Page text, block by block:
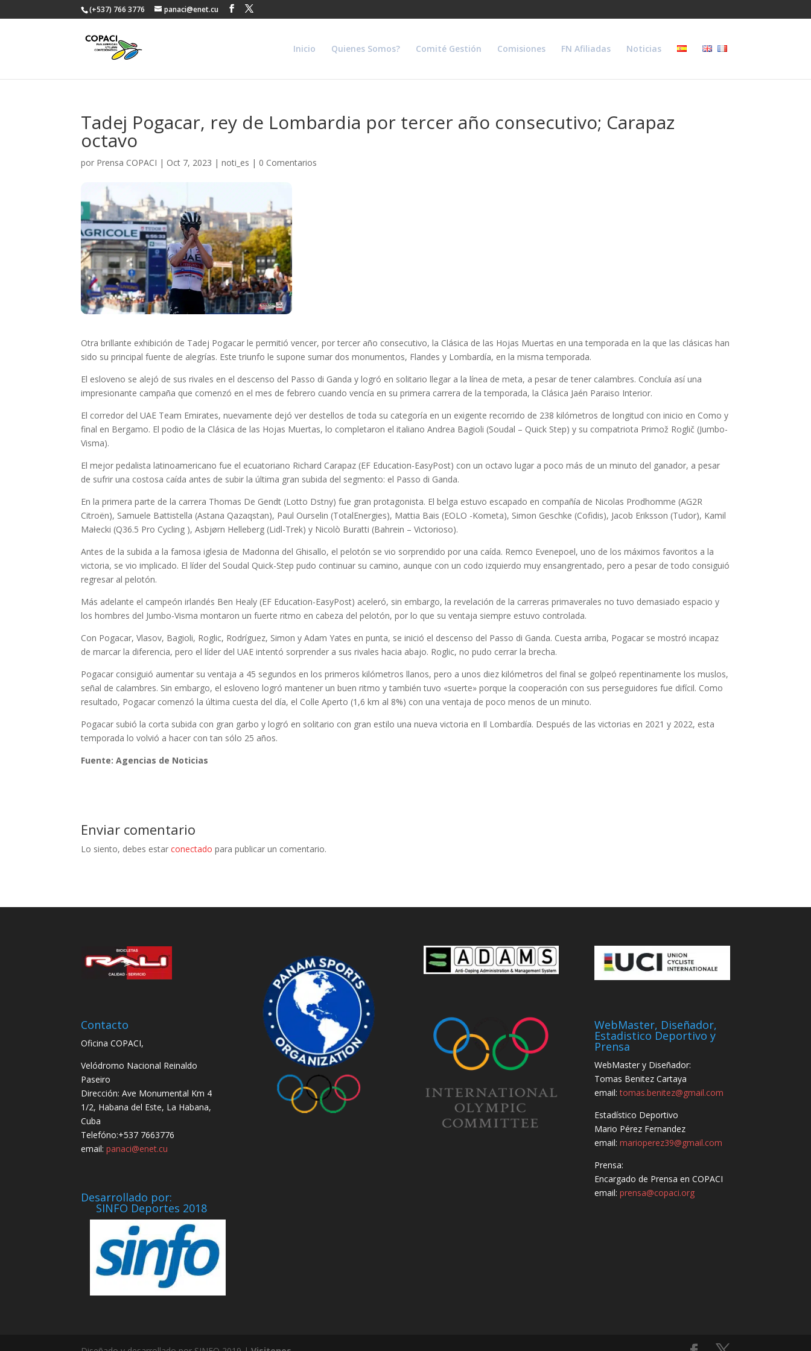
(+537) 766 3776 panaci@enet.cu
Inicio Quienes Somos? Comité Gestión Comisiones FN Afiliadas Noticias
Tadej Pogacar, rey de Lombardia por tercer año consecutivo; Carapaz
octavo
por Prensa COPACI | Oct 7, 2023 |noti_es | 0 Comentarios
Otra brillante exhibición de Tadej Pogacar le permitió vencer, por tercer año consecutivo, la Clásica de las Hojas Muertas en una temporada en la que las clásicas han
sido su principal fuente de alegrías. Este triunfo le supone sumar dos monumentos, Flandes y Lombardía, en la misma temporada.
El esloveno se alejó de sus rivales en el descenso del Passo di Ganda y logró en solitario llegar a la línea de meta, a pesar de tener calambres. Concluía así una
impresionante campaña que comenzó en el mes de febrero cuando vencía en su primera carrera de la temporada, la Clásica Jaén Paraiso Interior.
El corredor del UAE Team Emirates, nuevamente dejó ver destellos de toda su categoría en un exigente recorrido de 238 kilómetros de longitud con inicio en Como y
final en Bergamo. El podio de la Clásica de las Hojas Muertas, lo completaron el italiano Andrea Bagioli (Soudal – Quick Step) y su compatriota Primož Roglič (Jumbo-
Visma).
El mejor pedalista latinoamericano fue el ecuatoriano Richard Carapaz (EF Education-EasyPost) con un octavo lugar a poco más de un minuto del ganador, a pesar
de sufrir una costosa caída antes de subir la última gran subida del segmento: el Passo di Ganda.
En la primera parte de la carrera Thomas De Gendt (Lotto Dstny) fue gran protagonista. El belga estuvo escapado en compañía de Nicolas Prodhomme (AG2R
Citroën), Samuele Battistella (Astana Qazaqstan), Paul Ourselin (TotalEnergies), Mattia Bais (EOLO -Kometa), Simon Geschke (Cofidis), Jacob Eriksson (Tudor), Kamil
Małecki (Q36.5 Pro Cycling ), Asbjørn Helleberg (Lidl-Trek) y Nicolò Buratti (Bahrein – Victorioso).
Antes de la subida a la famosa iglesia de Madonna del Ghisallo, el pelotón se vio sorprendido por una caída. Remco Evenepoel, uno de los máximos favoritos a la
victoria, se vio implicado. El líder del Soudal Quick-Step pudo continuar su camino, aunque con un codo izquierdo muy ensangrentado, pero a pesar de todo consiguió
regresar al pelotón.
Más adelante el campeón irlandés Ben Healy (EF Education-EasyPost) aceleró, sin embargo, la revelación de la carreras primaverales no tuvo demasiado espacio y
los hombres del Jumbo-Visma montaron un fuerte ritmo en cabeza del pelotón, por lo que su ventaja siempre estuvo controlada.
Con Pogacar, Vlasov, Bagioli, Roglic, Rodríguez, Simon y Adam Yates en punta, se inició el descenso del Passo di Ganda. Cuesta arriba, Pogacar se mostró incapaz
de marcar la diferencia, pero el líder del UAE intentó sorprender a sus rivales hacia abajo. Roglic, no pudo cerrar la brecha.
Pogacar consiguió aumentar su ventaja a 45 segundos en los primeros kilómetros llanos, pero a unos diez kilómetros del final se golpeó repentinamente los muslos,
señal de calambres. Sin embargo, el esloveno logró mantener un buen ritmo y también tuvo «suerte» porque la cooperación con sus perseguidores fue difícil. Como
resultado, Pogacar comenzó la última cuesta del día, el Colle Aperto (1,6 km al 8%) con una ventaja de poco menos de un minuto.
Pogacar subió la corta subida con gran garbo y logró en solitario con gran estilo una nueva victoria en Il Lombardía. Después de las victorias en 2021 y 2022, esta
temporada lo volvió a hacer con tan sólo 25 años.
Fuente: Agencias de Noticias
Enviar comentario
Lo siento, debes estarconectado para publicar un comentario.
Contacto
Oficina COPACI,
Velódromo Nacional Reinaldo
Paseiro
Dirección: Ave Monumental Km 4
1/2, Habana del Este, La Habana,
Cuba
Telefóno:+537 7663776
email:panaci@enet.cu
Desarrollado por:
SINFO Deportes 2018
WebMaster, Diseñador,
Estadistico Deportivo y
Prensa
WebMaster y Diseñador:
Tomas Benitez Cartaya
email:tomas.benitez@gmail.com
Estadístico Deportivo
Mario Pérez Fernandez
email:marioperez39@gmail.com
Prensa:
Encargado de Prensa en COPACI
email:prensa@copaci.org